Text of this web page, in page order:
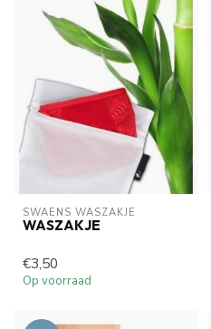
SWAENS WASZAKJE
WASZAKJE
€3,50
Op voorraad